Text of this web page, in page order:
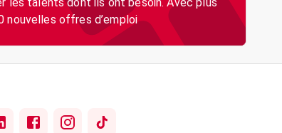
nouvelles offres d’emploi